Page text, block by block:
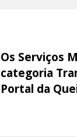
Os Serviços
categoria
Portal da